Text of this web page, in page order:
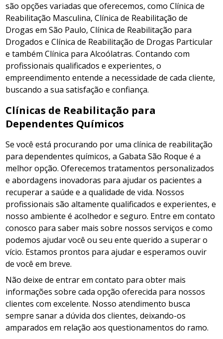
são opções variadas que oferecemos, como Clínica de
Reabilitação Masculina, Clínica de Reabilitação de
Drogas em São Paulo, Clínica de Reabilitação para
Drogados e Clínica de Reabilitação de Drogas Particular
e também Clínica para Alcoólatras. Contando com
profissionais qualificados e experientes, o
empreendimento entende a necessidade de cada cliente,
buscando a sua satisfação e confiança.
Clínicas de Reabilitação para
Dependentes Químicos
Se você está procurando por uma clínica de reabilitação
para dependentes químicos, a Gabata São Roque é a
melhor opção. Oferecemos tratamentos personalizados
e abordagens inovadoras para ajudar os pacientes a
recuperar a saúde e a qualidade de vida. Nossos
profissionais são altamente qualificados e experientes, e
nosso ambiente é acolhedor e seguro. Entre em contato
conosco para saber mais sobre nossos serviços e como
podemos ajudar você ou seu ente querido a superar o
vício. Estamos prontos para ajudar e esperamos ouvir
de você em breve.
Não deixe de entrar em contato para obter mais
informações sobre cada opção oferecida para nossos
clientes com excelente. Nosso atendimento busca
sempre sanar a dúvida dos clientes, deixando-os
amparados em relação aos questionamentos do ramo.